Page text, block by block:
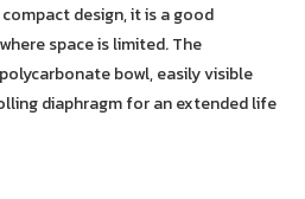
design, it is a good
space is limited. The
bowl, easily visible
diaphragm for an extended life